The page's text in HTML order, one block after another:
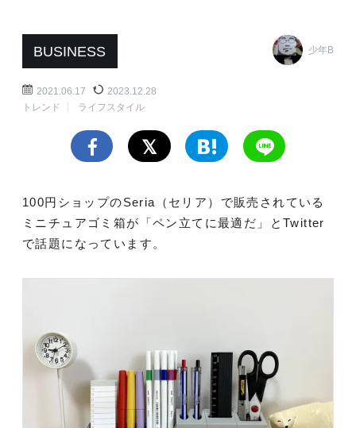
BUSINESS 少年B
2021.06.17
2023.12.28
トレンド
ライフスタイル
100円ショップのSeria（セリア）で販売されている
ミニチュアゴミ箱が「ペン立てに最適だ」とTwitter
で話題になっています。